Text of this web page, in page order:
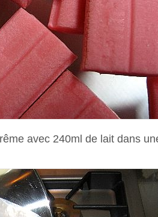
avec 240ml de lait dans